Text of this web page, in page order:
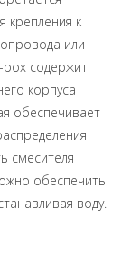
крепления к
или
box содержит
корпуса
обеспечивает
смесителя
обеспечить
воду.